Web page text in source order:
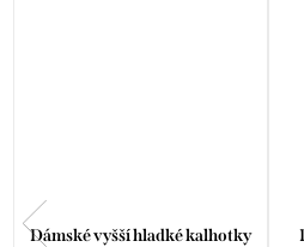
Dámské vyšší hladké kalhotky